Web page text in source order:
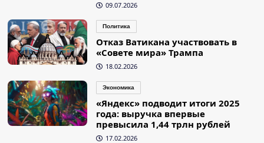
09.07.2026
Политика
Отказ Ватикана участвовать в
«Совете мира» Трампа
18.02.2026
Экономика
«Яндекс» подводит итоги 2025
года: выручка впервые
превысила 1,44 трлн рублей
17.02.2026